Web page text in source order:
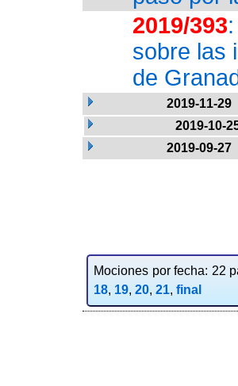
2019/393
sobre las
de
2019-11-29
2019-10-
2019-09-27
Mociones por fecha: 22
18, 19, 20, 21, final